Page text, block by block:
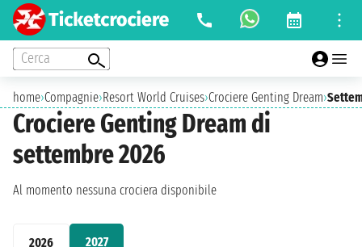
Cerca
home›Compagnie›Resort World Cruises›Crociere Genting Dream›
Crociere Genting Dream di
settembre 2026
2026 2027
Al momento nessuna crociera disponibile